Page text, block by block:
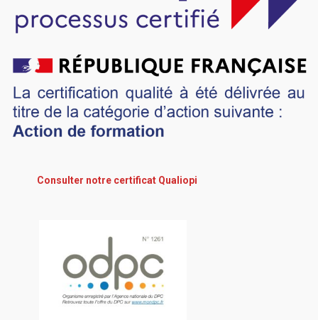
Consulter notre certificat Qualiopi